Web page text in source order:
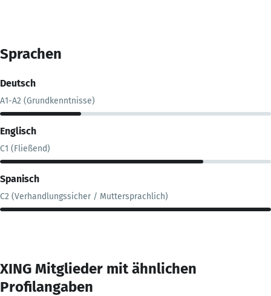
Sprachen
Deutsch
A1-A2 (Grundkenntnisse)
Englisch
C1 (Fließend)
Spanisch
C2 (Verhandlungssicher / Muttersprachlich)
XING Mitglieder mit ähnlichen
Profilangaben